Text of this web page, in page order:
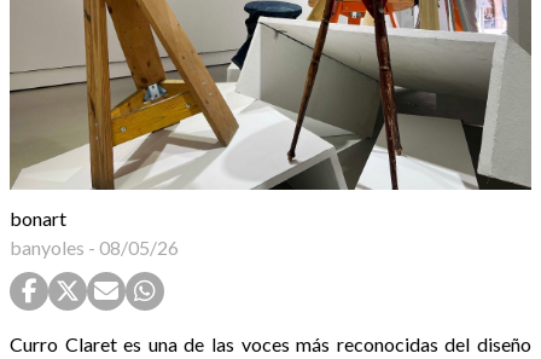
bonart
banyoles - 08/05/26
Curro Claret es una de las voces más reconocidas del diseño